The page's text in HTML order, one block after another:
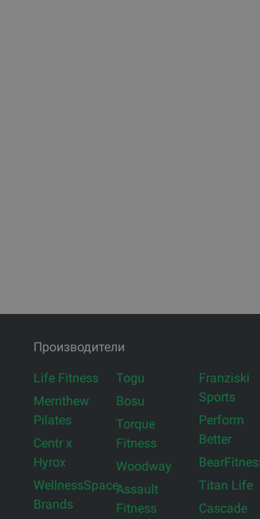
Производители
Life Fitness
Merrithew
Pilates
Centr x
Hyrox
WellnessSpace
Brands
Togu
Bosu
Torque
Fitness
Woodway
Assault
Fitness
Franziski
Sports
Perform
Better
Titan Life
Cascade